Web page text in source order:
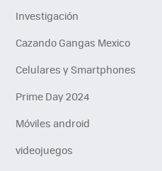
Investigación
Cazando Gangas Mexico
Celulares y Smartphones
Prime Day 2024
Móviles android
videojuegos